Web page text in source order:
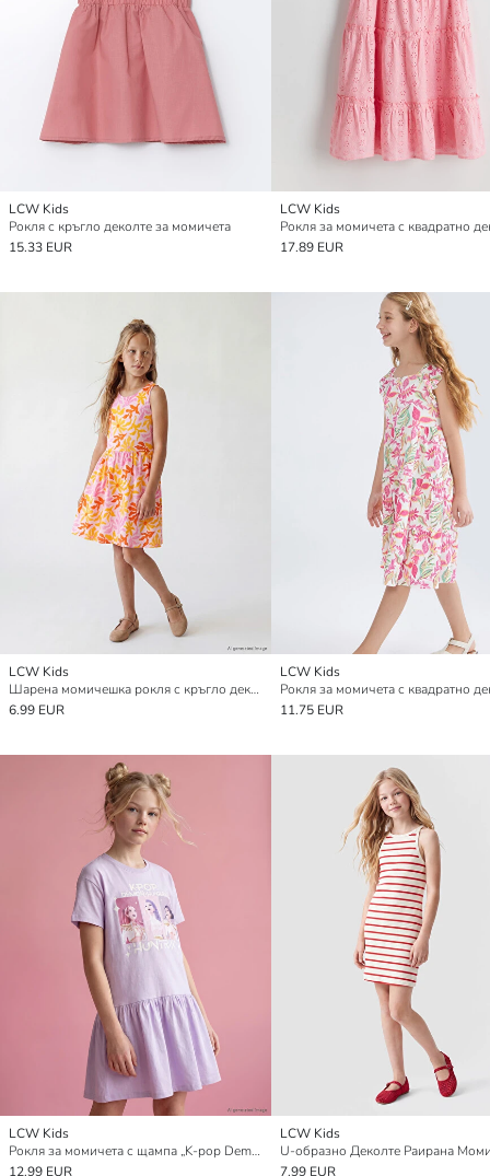
LCW Kids
Рокля с кръгло деколте за момичета
15.33 EUR
LCW Kids
17.89 EUR
LCW Kids
Шарена момичешка рокля с кръгло деколте
6.99 EUR
LCW Kids
11.75 EUR
LCW Kids
Рокля за момичета с щампа „K-pop Demon Hunters“
12.99 EUR
LCW Kids
7.99 EUR